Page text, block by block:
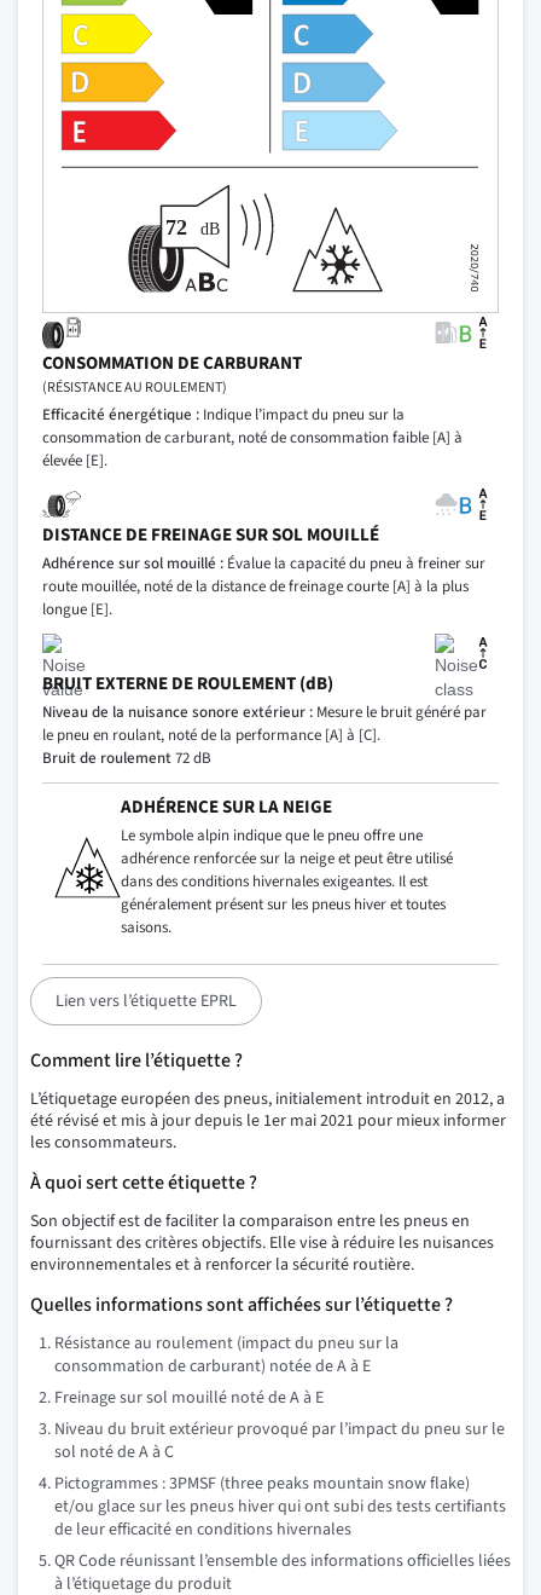
CONSOMMATION DE CARBURANT
(RÉSISTANCE AU ROULEMENT)
Efficacité énergétique : Indique l’impact du pneu sur la
consommation de carburant, noté de consommation faible [A] à
élevée [E].
DISTANCE DE FREINAGE SUR SOL MOUILLÉ
Adhérence sur sol mouillé : Évalue la capacité du pneu à freiner sur
route mouillée, noté de la distance de freinage courte [A] à la plus
longue [E].
BRUIT EXTERNE DE ROULEMENT (dB)
Niveau de la nuisance sonore extérieur : Mesure le bruit généré par
le pneu en roulant, noté de la performance [A] à [C].
Bruit de roulement72 dB
ADHÉRENCE SUR LA NEIGE
Le symbole alpin indique que le pneu offre une
adhérence renforcée sur la neige et peut être utilisé
dans des conditions hivernales exigeantes. Il est
généralement présent sur les pneus hiver et toutes
saisons.
Lien vers l’étiquette EPRL
Comment lire l’étiquette ?
L’étiquetage européen des pneus, initialement introduit en 2012, a
été révisé et mis à jour depuis le 1er mai 2021 pour mieux informer
les consommateurs.
À quoi sert cette étiquette ?
Son objectif est de faciliter la comparaison entre les pneus en
fournissant des critères objectifs. Elle vise à réduire les nuisances
environnementales et à renforcer la sécurité routière.
Quelles informations sont affichées sur l’étiquette ?
Résistance au roulement (impact du pneu sur la
consommation de carburant) notée de A à E
Freinage sur sol mouillé noté de A à E
Niveau du bruit extérieur provoqué par l’impact du pneu sur le
sol noté de A à C
Pictogrammes : 3PMSF (three peaks mountain snow flake)
et/ou glace sur les pneus hiver qui ont subi des tests certifiants
de leur efficacité en conditions hivernales
QR Code réunissant l’ensemble des informations officielles liées
à l’étiquetage du produit